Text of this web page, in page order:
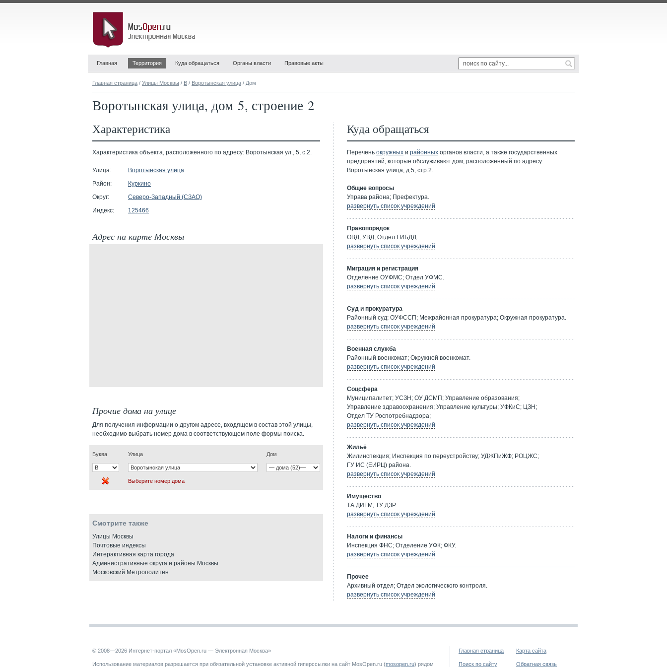
Главная Территория Куда обращаться Органы власти Правовые акты
Главная страница / Улицы Москвы / В / Воротынская улица / Дом
Воротынская улица, дом 5, строение 2
Характеристика
Характеристика объекта, расположенного по адресу: Воротынская ул., 5, с.2.
Улица:
Воротынская улица
Район:
Куркино
Округ:
Северо-Западный (СЗАО)
Индекс:
125466
Адрес на карте Москвы
Прочие дома на улице
Для получения информации о другом адресе, входящем в состав этой улицы,
необходимо выбрать номер дома в соответствующем поле формы поиска.
Буква Улица Дом
Выберите номер дома
Смотрите также
Улицы Москвы
Почтовые индексы
Интерактивная карта города
Административные округа и районы Москвы
Московский Метрополитен
Куда обращаться
Перечень окружных и районных органов власти, а также государственных
предприятий, которые обслуживают дом, расположенный по адресу:
Воротынская улица, д.5, стр.2.
Общие вопросы
Управа района; Префектура.
развернуть список учреждений
Правопорядок
ОВД; УВД; Отдел ГИБДД.
развернуть список учреждений
Миграция и регистрация
Отделение ОУФМС; Отдел УФМС.
развернуть список учреждений
Суд и прокуратура
Районный суд; ОУФССП; Межрайонная прокуратура; Окружная прокуратура.
развернуть список учреждений
Военная служба
Районный военкомат; Окружной военкомат.
развернуть список учреждений
Соцсфера
Муниципалитет; УСЗН; ОУ ДСМП; Управление образования;
Управление здравоохранения; Управление культуры; УФКиС; ЦЗН;
Отдел ТУ Роспотребнадзора;
развернуть список учреждений
Жильё
Жилинспекция; Инспекция по переустройству; УДЖПиЖФ; РОЦЖС;
ГУ ИС (ЕИРЦ) района.
развернуть список учреждений
Имущество
ТА ДИГМ; ТУ ДЗР.
развернуть список учреждений
Налоги и финансы
Инспекция ФНС; Отделение УФК; ФКУ.
развернуть список учреждений
Прочее
Архивный отдел; Отдел экологического контроля.
развернуть список учреждений
© 2008—2026 Интернет-портал «MosOpen.ru — Электронная Москва»
Использование материалов разрешается при обязательной установке активной гиперссылки на сайт MosOpen.ru (mosopen.ru) рядом
Главная страница Карта сайта
Поиск по сайту Обратная связь